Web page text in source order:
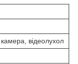
камера, відеолухол